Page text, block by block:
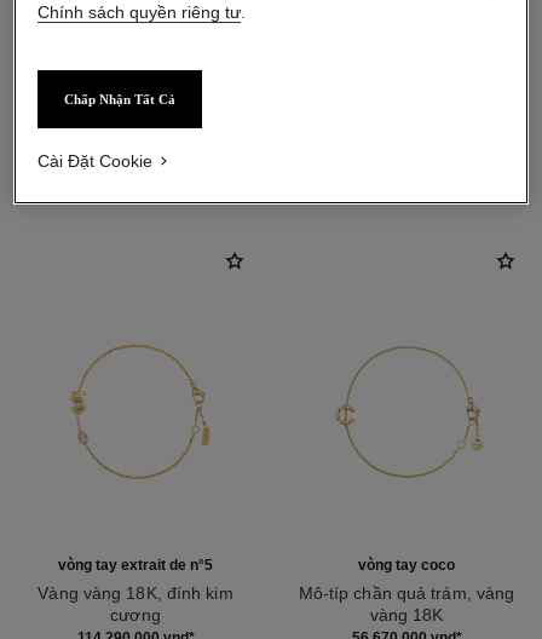
chất liệu
vòng tay extrait de n°5
Vàng vàng 18K, đính kim
cương
vòng tay coco
Mô-típ chần quả trám, vàng
vàng 18K
Chính sách quyền riêng tư
Chấp Nhận Tất Cả
Cài Đặt Cookie